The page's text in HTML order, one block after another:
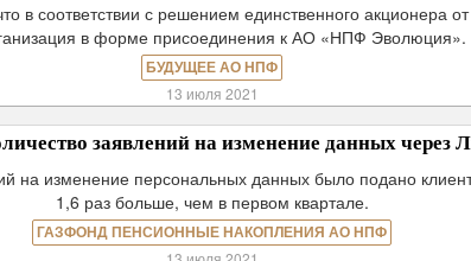
соответствии с решением единственного акционера
в форме присоединения к АО «НПФ Эволюция».
БУДУЩЕЕ АО НПФ
13 июля 2021
заявлений на изменение данных через
на изменение персональных данных было подано
1,6 раз больше, чем в первом квартале.
ГАЗФОНД ПЕНСИОННЫЕ НАКОПЛЕНИЯ АО НПФ